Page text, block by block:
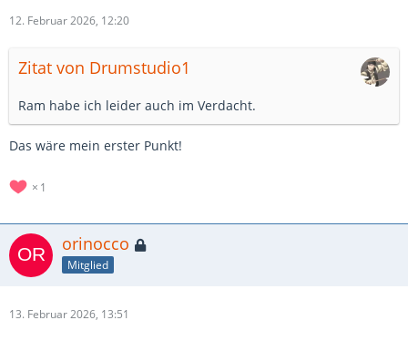
12. Februar 2026, 12:20
Zitat von Drumstudio1
Ram habe ich leider auch im Verdacht.
Das wäre mein erster Punkt!
1
orinocco
Mitglied
13. Februar 2026, 13:51